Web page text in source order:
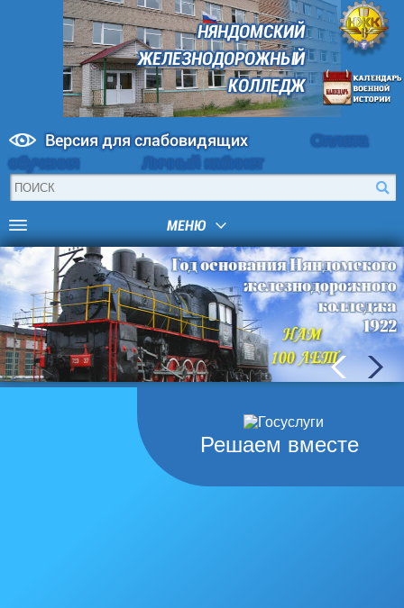
НЯНДОМСКИЙ
ЖЕЛЕЗНОДОРОЖНЫЙ
КОЛЛЕДЖ
Версия для слабовидящих
Оплата
обучения
Личный кабинет
МЕНЮ
Решаем вместе